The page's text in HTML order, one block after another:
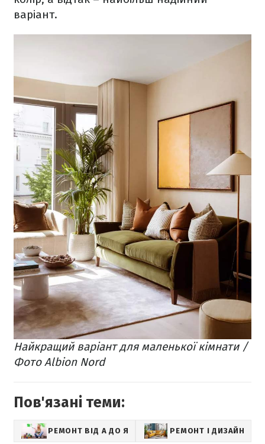
варіант.
Найкращий варіант для маленької кімнати /
Фото Albion Nord
Пов'язані теми:
РЕМОНТ ВІД А ДО Я РЕМОНТ І ДИЗАЙН